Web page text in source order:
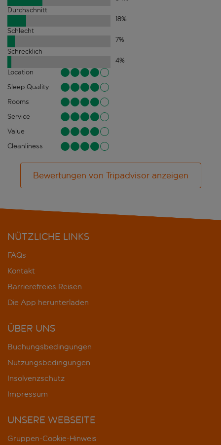
Durchschnitt
18%
Schlecht
7%
Schrecklich
4%
Location
Sleep Quality
Rooms
Service
Value
Cleanliness
Bewertungen von Tripadvisor anzeigen
NÜTZLICHE LINKS
FAQs
Kontakt
Barrierefreies Reisen
Die App herunterladen
ÜBER UNS
Buchungsbedingungen
Nutzungsbedingungen
Insolvenzschutz
Impressum
UNSERE WEBSEITE
Gruppen-Cookie-Hinweis